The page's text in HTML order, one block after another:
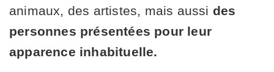
animaux, des artistes, mais aussi des
personnes présentées pour leur
apparence inhabituelle.